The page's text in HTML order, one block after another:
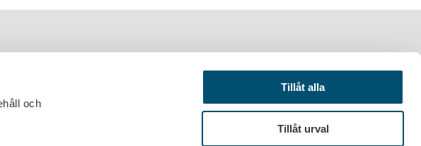
och
Tillåt alla
Tillåt urval